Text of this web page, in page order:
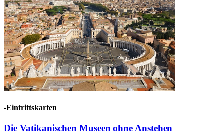
-Eintrittskarten
Die Vatikanischen Museen ohne Anstehen